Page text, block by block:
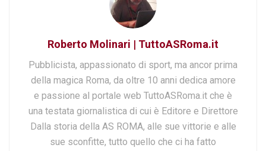
Roberto Molinari | TuttoASRoma.it
Pubblicista, appassionato di sport, ma ancor prima
della magica Roma, da oltre 10 anni dedica amore
e passione al portale web TuttoASRoma.it che è
una testata giornalistica di cui è Editore e Direttore
Dalla storia della AS ROMA, alle sue vittorie e alle
sue sconfitte, tutto quello che ci ha fatto